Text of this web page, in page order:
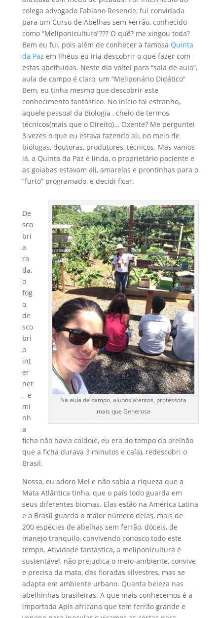
colega advogado Fabiano Resende, fui convidada
para um Curso de Abelhas sem Ferrão, conhecido
como “Meliponicultura”??? O quê? me xingou toda?
Bem eu fui, pois além de conhecer a famosa Quinta
da Paz em Ilhéus eu iria descobrir o que fazer com
estas abelhudas. Neste dia voltei para “sala de aula”,
aula de campo é claro, um “Meliponário Didático”
Bem, eu tinha mesmo que descobrir este
conhecimento fantástico. No início foi estranho,
aquele pessoal da Biologia , cheio de termos
técnicos(mais que o Direito)… Oxente? Me perguntei
3 vezes o que eu estava fazendo ali, no meio de
biólogas, doutoras, produtores, técnicos. Mas vamos
lá, a Quinta da Paz é linda, o proprietário paciente e
as goiabas estavam ali, amarelas e prontinhas para o
“furto” programado, e decidi ficar.
Na aula de campo, alunos atentos, professora
mais que Generosa
De
sco
bri
a
ro
da,
o
fog
o,
de
sco
bri
a
int
er
net
, e
mi
nh
a
ficha não havia caído(é, eu era do tempo do orelhão
que a ficha durava 3 minutos e caía), redescobri o
Brasil.
Nossa, eu adoro Mel e não sabia a riqueza que a
Mata Atlântica tinha, que o país todo guarda em
seus diferentes biomas. Elas estão na América Latina
e o Brasil guarda o maior número delas, mais de
200 espécies de abelhas sem ferrão, dóceis, de
manejo tranquilo, convivendo conosco todo este
tempo. Atividade fantástica, a meliponicultura é
sustentável, não prejudica o meio-ambiente, convive
e precisa da mata, das floradas silvestres, mas se
adapta em ambiente urbano. Quanta beleza nas
abelhinhas brasileiras. A que mais conhecemos é a
importada Apis africana que tem ferrão grande e